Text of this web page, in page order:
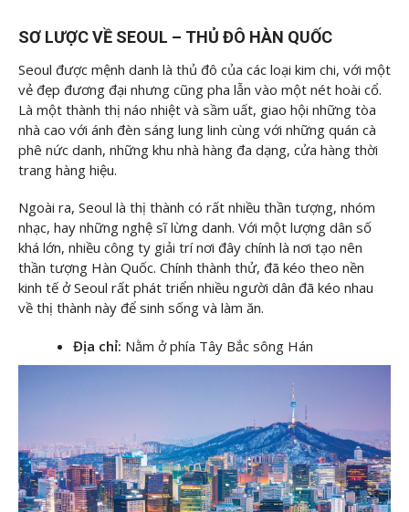
SƠ LƯỢC VỀ SEOUL – THỦ ĐÔ HÀN QUỐC
Seoul được mệnh danh là thủ đô của các loại kim chi, với một
vẻ đẹp đương đại nhưng cũng pha lẫn vào một nét hoài cổ.
Là một thành thị náo nhiệt và sầm uất, giao hội những tòa
nhà cao với ánh đèn sáng lung linh cùng với những quán cà
phê nức danh, những khu nhà hàng đa dạng, cửa hàng thời
trang hàng hiệu.
Ngoài ra, Seoul là thị thành có rất nhiều thần tượng, nhóm
nhạc, hay những nghệ sĩ lừng danh. Với một lượng dân số
khá lớn, nhiều công ty giải trí nơi đây chính là nơi tạo nên
thần tượng Hàn Quốc. Chính thành thử, đã kéo theo nền
kinh tế ở Seoul rất phát triển nhiều người dân đã kéo nhau
về thị thành này để sinh sống và làm ăn.
Địa chỉ: Nằm ở phía Tây Bắc sông Hán